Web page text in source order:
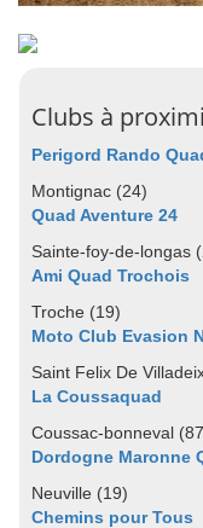
Clubs à
Perigord Rando
Montignac (24)
Quad Aventure 24
Sainte-foy-de-longas
Ami Quad Trochois
Troche (19)
Moto Club Evasion
Saint Felix De
La Coussaquad
Coussac-bonneval
Dordogne Maronne
Neuville (19)
Chemins pour Tous